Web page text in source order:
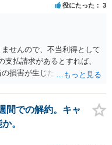
役にたった 3
せんので、不当利得として
払請求があるとすれば、
損害が生じた場合です。ご
間での解約。キャ
。